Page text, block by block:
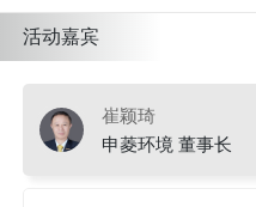
活动嘉宾
崔颖琦
申菱环境 董事长